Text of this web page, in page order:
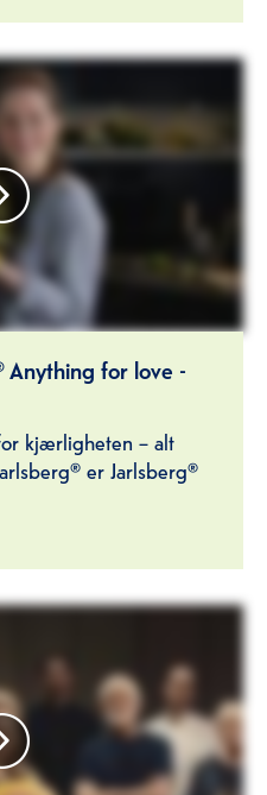
Anything for love -
kjærligheten – alt
er Jarlsberg®